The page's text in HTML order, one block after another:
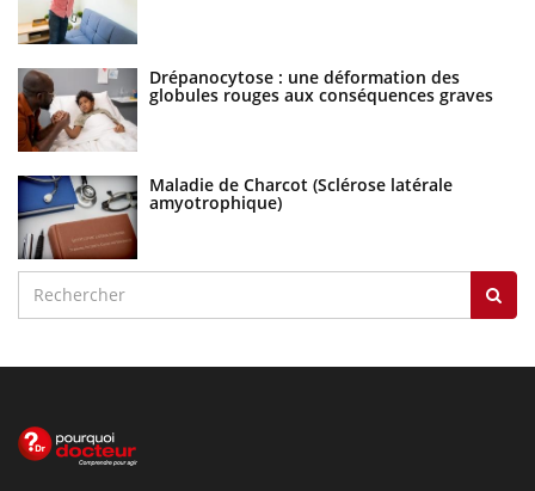
Drépanocytose : une déformation des
globules rouges aux conséquences graves
Maladie de Charcot (Sclérose latérale
amyotrophique)